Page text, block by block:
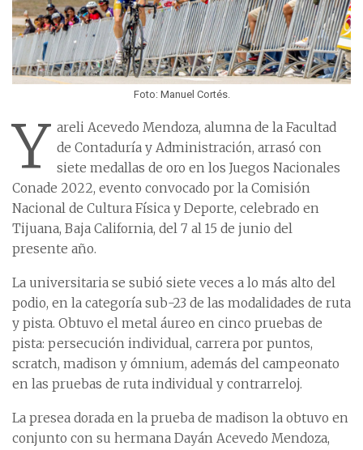
Foto: Manuel Cortés.
Y areli Acevedo Mendoza, alumna de la Facultad
de Contaduría y Administración, arrasó con
siete medallas de oro en los Juegos Nacionales
Conade 2022, evento convocado por la Comisión
Nacional de Cultura Física y Deporte, celebrado en
Tijuana, Baja California, del 7 al 15 de junio del
presente año.
La universitaria se subió siete veces a lo más alto del
podio, en la categoría sub-23 de las modalidades de ruta
y pista. Obtuvo el metal áureo en cinco pruebas de
pista: persecución individual, carrera por puntos,
scratch, madison y ómnium, además del campeonato
en las pruebas de ruta individual y contrarreloj.
La presea dorada en la prueba de madison la obtuvo en
conjunto con su hermana Dayán Acevedo Mendoza,